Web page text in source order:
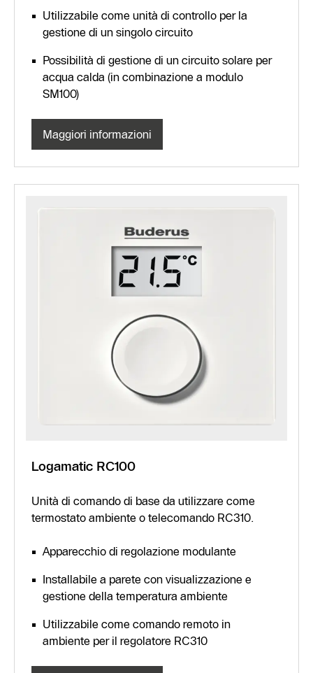
Utilizzabile come unità di controllo per la
gestione di un singolo circuito
Possibilità di gestione di un circuito solare per
acqua calda (in combinazione a modulo
SM100)
Maggiori informazioni
Logamatic RC100
Unità di comando di base da utilizzare come
termostato ambiente o telecomando RC310.
Apparecchio di regolazione modulante
Installabile a parete con visualizzazione e
gestione della temperatura ambiente
Utilizzabile come comando remoto in
ambiente per il regolatore RC310